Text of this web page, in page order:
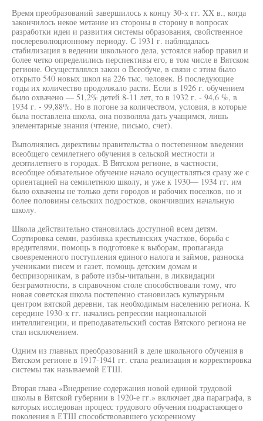
Время преобразований завершилось к концу 30-х гг. XX в., когда
закончилось некое метание из стороны в сторону в вопросах
разработки идеи и развития системы образования, свойственное
послереволюционному периоду. С 1931 г. наблюдалась
стабилизация в ведении школьного дела, устоялся набор правил и
более четко определились перспективы его, в том числе в Вятском
регионе. Осуществлялся закон о Всеобуче, в связи с этим было
открыто 540 новых школ на 226 тыс. человек. В последующие
годы их количество продолжало расти. Если в 1926 г. обучением
было охвачено — 51,2% детей 8-11 лет, то в 1932 г. - 94,6 %, в
1934 г. - 99,88%. Но в погоне за количеством, условия, в которые
была поставлена школа, она позволяла дать учащимся, лишь
элементарные знания (чтение, письмо, счет).
Выполнялись директивы правительства о постепенном введении
всеобщего семилетнего обучения в сельской местности и
десятилетнего в городах. В Вятском регионе, в частности,
всеобщее обязательное обучение начало осуществляться сразу же с
ориентацией на семилетнюю школу, и уже к 1930— 1934 гг. им
было охвачены не только дети городов и рабочих поселков, но и
более половины сельских подростков, окончивших начальную
школу.
Школа действительно становилась доступной всем детям.
Сортировка семян, разбивка крестьянских участков, борьба с
вредителями, помощь в подготовке к выборам, пропаганда
своевременного поступления единого налога и займов, разноска
учениками писем и газет, помощь детским домам и
беспризорникам, в работе избы-читальни, в ликвидации
безграмотности, в справочном столе способствовали тому, что
новая советская школа постепенно становилась культурным
центром вятской деревни, так необходимым населению региона. К
середине 1930-х гг. начались репрессии национальной
интеллигенции, и преподавательский состав Вятского региона не
стал исключением.
Одним из главных преобразований в деле школьного обучения в
Вятском регионе в 1917-1941 гг. стала реализация и корректировка
системы так называемой ЕТШ.
Вторая глава «Внедрение содержания новой единой трудовой
школы в Вятской губернии в 1920-е гг.» включает два параграфа, в
которых исследован процесс трудового обучения подрастающего
поколения в ЕТШ способствовавшего ускоренному